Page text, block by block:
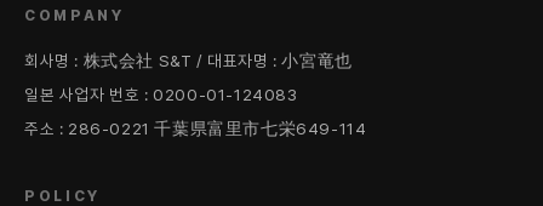
COMPANY
회사명 : 株式会社 S&T / 대표자명 : 小宮竜也
일본 사업자 번호 : 0200-01-124083
주소 : 286-0221 千葉県富里市七栄649-114
POLICY